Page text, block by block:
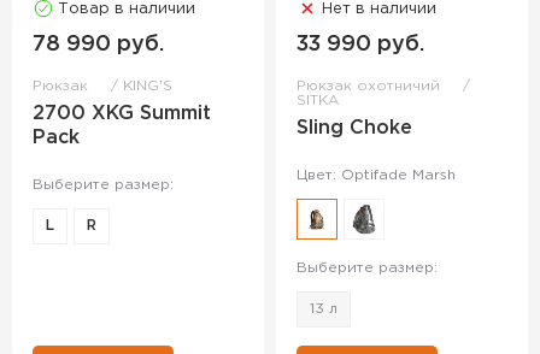
Товар в наличии
78 990 руб.
Рюкзак KING'S
2700 XKG Summit
Pack
Выберите размер:
L R
Нет в наличии
33 990 руб.
Рюкзак охотничий
SITKA
Sling Choke
Цвет: Optifade Marsh
Выберите размер:
13 л